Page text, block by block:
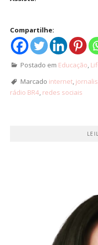
Compartilhe:
Postado em Educação,
Marcado internet,
rádio BR4, redes sociais